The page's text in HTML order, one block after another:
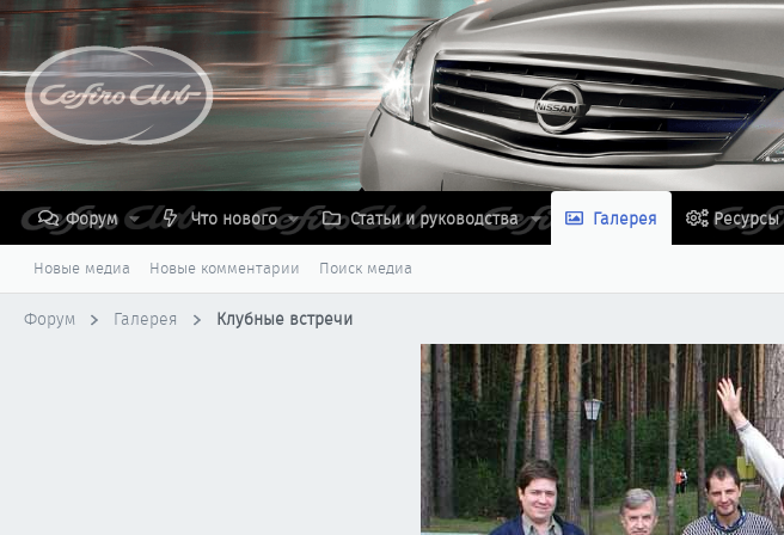
Форум Что нового Статьи и руководства Галерея Ресурсы
Новые медиа Новые комментарии Поиск медиа
Форум Галерея Клубные встречи